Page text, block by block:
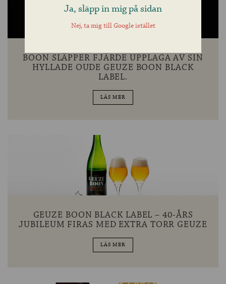
BOON SLÄPPER FJÄRDE UPPLAGA AV SIN
HYLLADE OUDE GEUZE BOON BLACK
LABEL.
LÄS MER
GEUZE BOON BLACK LABEL – 40-ÅRS
JUBILEUM FIRAS MED EXTRA TORR GEUZE
LÄS MER
Ja, släpp in mig på sidan
Nej, ta mig till Google istället